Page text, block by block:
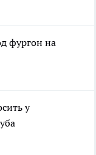
фургон на
у